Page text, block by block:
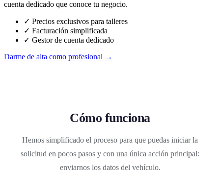
cuenta dedicado que conoce tu negocio.
✓ Precios exclusivos para talleres
✓ Facturación simplificada
✓ Gestor de cuenta dedicado
Darme de alta como profesional →
Cómo funciona
Hemos simplificado el proceso para que puedas iniciar la
solicitud en pocos pasos y con una única acción principal:
enviarnos los datos del vehículo.